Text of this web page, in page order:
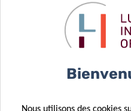
Nous utilisons des cookies